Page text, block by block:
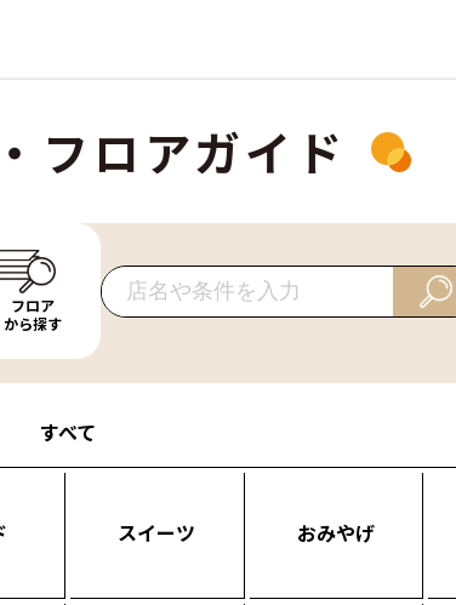
フロアガイド
フロア
から探す
すべて
スイーツ おみやげ